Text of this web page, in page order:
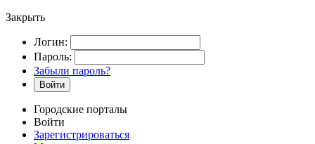
Закрыть
Логин:
Пароль:
Забыли пароль?
Войти
Городские порталы
Войти
Зарегистрироваться